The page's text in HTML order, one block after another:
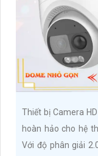
Thiết bị Camera
hoàn hảo cho hệ
Với độ phân giải